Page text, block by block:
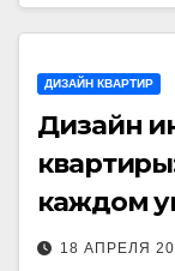
ДИЗАЙН КВАРТИР
Дизайн
каждом
18 АПРЕЛЯ